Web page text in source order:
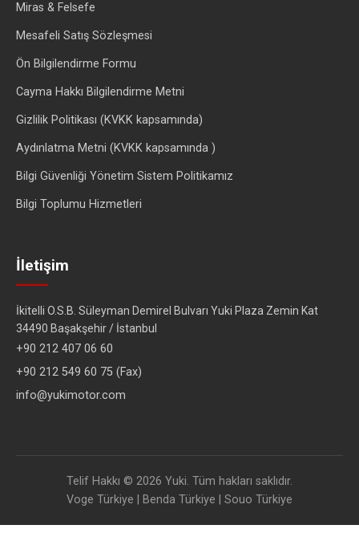
Miras & Felsefe
Mesafeli Satış Sözleşmesi
Ön Bilgilendirme Formu
Cayma Hakkı Bilgilendirme Metni
Gizlilik Politikası (KVKK kapsamında)
Aydınlatma Metni (KVKK kapsamında )
Bilgi Güvenliği Yönetim Sistem Politikamız
Bilgi Toplumu Hizmetleri
İletişim
İkitelli O.S.B. Süleyman Demirel Bulvarı Yuki Plaza Zemin Kat
34490 Başakşehir / İstanbul
+90 212 407 06 60
+90 212 549 60 75 (Fax)
info@yukimotor.com
Telif Hakkı © 2026 Yuki. Tüm hakları saklıdır.
Voge Türkiye
Benda Türkiye Souo Türkiye